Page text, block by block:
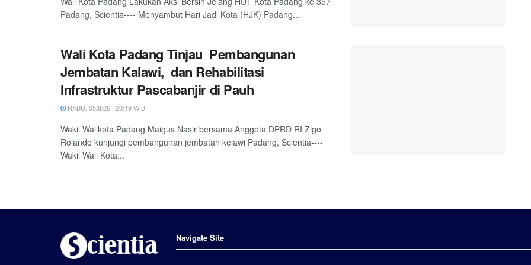
Padang, Scientia---- Menyambut Hari Jadi Kota (HJK) Padang...
Wali Kota Padang Tinjau Pembangunan
Jembatan Kalawi, dan Rehabilitasi
Infrastruktur Pascabanjir di Pauh
RABU, 05/8/26 | 20:19 WIB
Wakil Walikota Padang Maigus Nasir bersama Anggota DPRD RI Zigo
Rolando kunjungi pembangunan jembatan kelawi Padang, Scientia----
Wakil Wali Kota...
Navigate Site